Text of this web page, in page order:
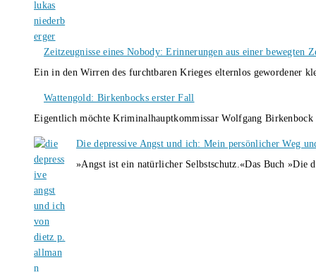
Zeitzeugnisse eines Nobody: Erinnerungen aus einer bewegten
Ein in den Wirren des furchtbaren Krieges elternlos gewordener
Wattengold: Birkenbocks erster Fall
Eigentlich möchte Kriminalhauptkommissar Wolfgang
Die depressive Angst und ich: Mein persönlicher Weg
»Angst ist ein natürlicher Selbstschutz.«Das Buch